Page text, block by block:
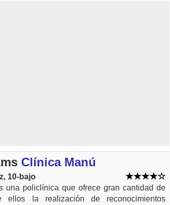
Clínica Manú
10-bajo
una policlínica que ofrece gran cantidad de
ellos la realización de reconocimientos